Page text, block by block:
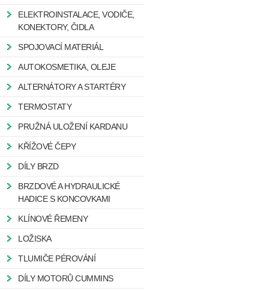
ELEKTROINSTALACE, VODIČE,
KONEKTORY, ČIDLA
SPOJOVACÍ MATERIÁL
AUTOKOSMETIKA, OLEJE
ALTERNÁTORY A STARTÉRY
TERMOSTATY
PRUŽNÁ ULOŽENÍ KARDANU
KŘÍŽOVÉ ČEPY
DÍLY BRZD
BRZDOVÉ A HYDRAULICKÉ
HADICE S KONCOVKAMI
KLÍNOVÉ ŘEMENY
LOŽISKA
TLUMIČE PÉROVÁNÍ
DÍLY MOTORŮ CUMMINS